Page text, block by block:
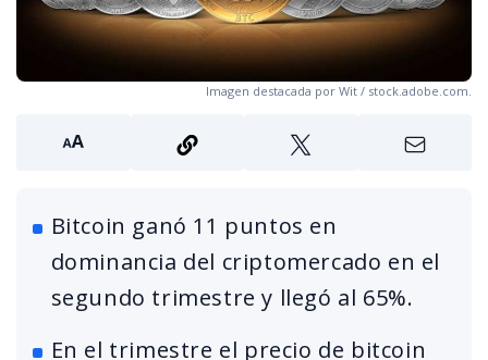
Imagen destacada por Wit / stock.adobe.com.
Bitcoin ganó 11 puntos en
dominancia del criptomercado en el
segundo trimestre y llegó al 65%.
En el trimestre el precio de bitcoin